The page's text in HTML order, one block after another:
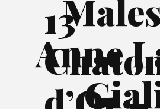
Anne
13